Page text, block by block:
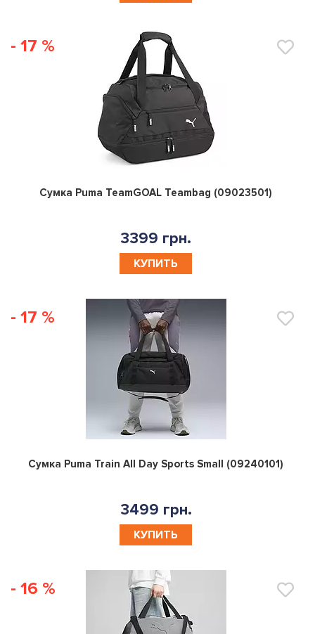
- 17 %
0
Сумка Puma TeamGOAL Teambag (09023501)
3399 грн.
КУПИТЬ
- 17 %
0
Сумка Puma Train All Day Sports Small (09240101)
3499 грн.
КУПИТЬ
- 16 %